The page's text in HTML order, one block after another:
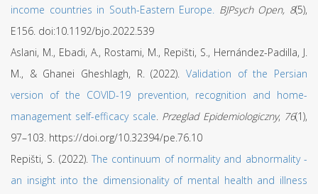
income countries in South-Eastern Europe. BJPsych Open, 8(5),
E156. doi:10.1192/bjo.2022.539
Aslani, M., Ebadi, A., Rostami, M., Repišti, S., Hernández-Padilla, J.
M., & Ghanei Gheshlagh, R. (2022). Validation of the Persian
version of the COVID-19 prevention, recognition and home-
management self-efficacy scale. Przeglad Epidemiologiczny, 76(1),
97–103. https://doi.org/10.32394/pe.76.10
Repišti, S. (2022). The continuum of normality and abnormality -
an insight into the dimensionality of mental health and illness